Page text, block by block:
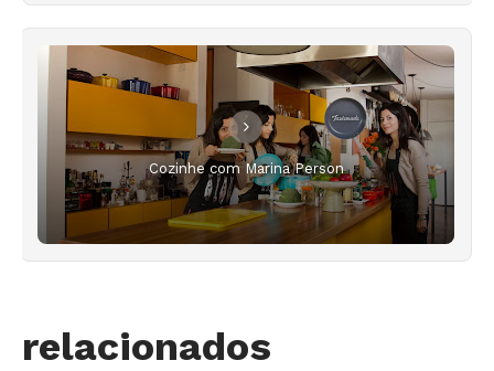
Cozinhe com Marina Person
relacionados